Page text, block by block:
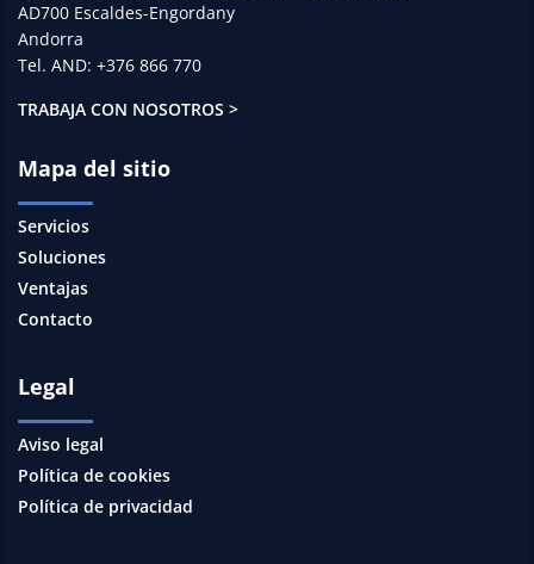
AD700 Escaldes-Engordany
Andorra
Tel. AND: +376 866 770
TRABAJA CON NOSOTROS >
Mapa del sitio
Servicios
Soluciones
Ventajas
Contacto
Legal
Aviso legal
Política de cookies
Política de privacidad